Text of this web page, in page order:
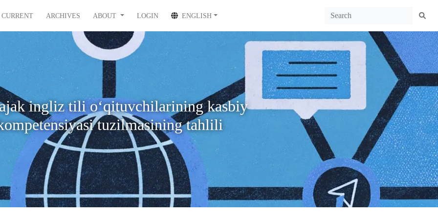
CURRENT ARCHIVES ABOUT LOGIN ENGLISH
ingliz tili o‘qituvchilarining kasbiy
tuzilmasining tahlili